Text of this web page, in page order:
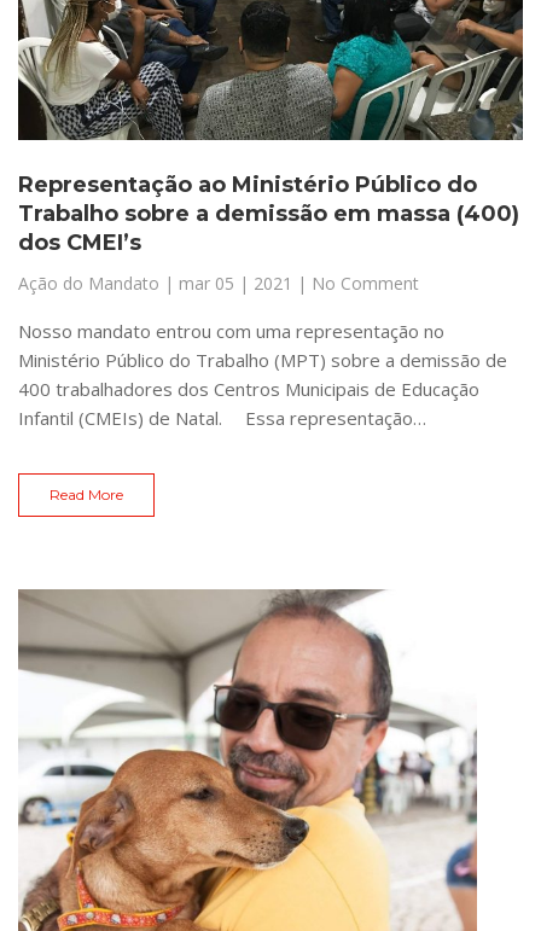
Representação ao Ministério Público do
Trabalho sobre a demissão em massa (400)
dos CMEI’s
Ação do Mandato | mar 05 | 2021 | No Comment
Nosso mandato entrou com uma representação no
Ministério Público do Trabalho (MPT) sobre a demissão de
400 trabalhadores dos Centros Municipais de Educação
Infantil (CMEIs) de Natal. ⠀ Essa representação…
Read More